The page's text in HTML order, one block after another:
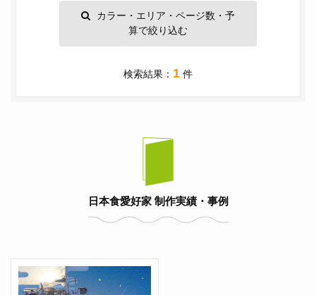
カラー・エリア・ページ数・予
算で絞り込む
検索結果： 1 件
日本食愛好家 制作実績・事例